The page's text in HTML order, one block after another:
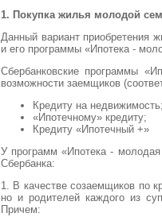
1. Покупка жилья молодой
Данный вариант приобретения
и его программы «Ипотека -
Сбербанковские программы
возможности заемщиков
Кредиту на
«Ипотечному» кредиту;
Кредиту «Ипотечный +»
У программ «Ипотека -
Сбербанка:
1. В качестве созаемщиков по
но и родителей каждого из
Причем: